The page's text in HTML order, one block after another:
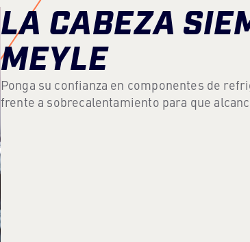
LA CABEZA
MEYLE
Ponga su confianza en componentes de
frente a sobrecalentamiento para que